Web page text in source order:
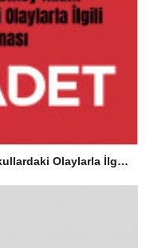
Saadet Partisi Kadın Kolları’ndan Okullardaki Olaylarla İlgili Basın Açıklaması